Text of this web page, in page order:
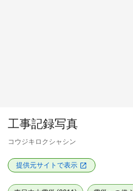
工事記録写真
コウジキロクシャシン
提供元サイトで表示